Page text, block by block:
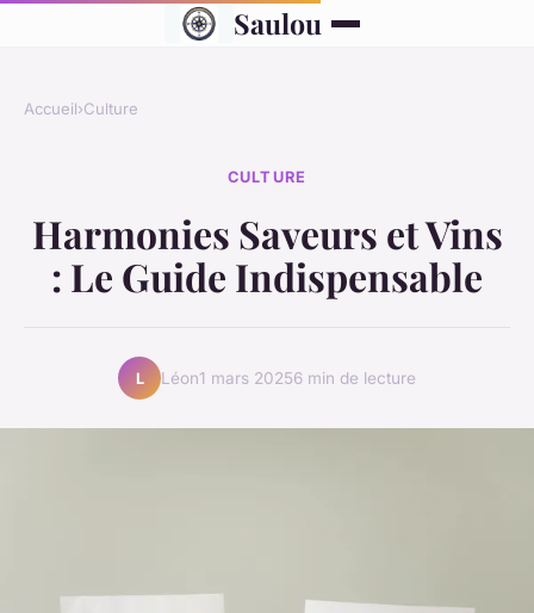
Saulou
Accueil›Culture
CULTURE
Harmonies Saveurs et Vins
: Le Guide Indispensable
L Léon1 mars 20256 min de lecture